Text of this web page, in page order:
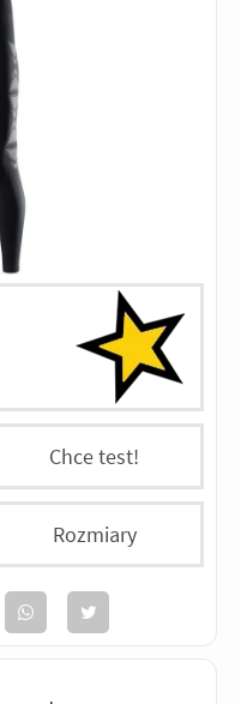
Chce test!
Rozmiary